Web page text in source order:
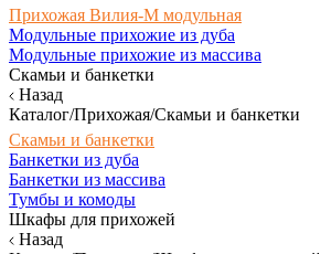
Прихожая Вилия-М модульная
Модульные прихожие из дуба
Модульные прихожие из массива
Скамьи и банкетки
Назад
Каталог/Прихожая/Скамьи и банкетки
Скамьи и банкетки
Банкетки из дуба
Банкетки из массива
Тумбы и комоды
Шкафы для прихожей
Назад